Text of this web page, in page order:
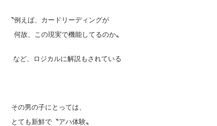
〝例えば、カードリーディングが
何故、この現実で機能してるのか〟
など、ロジカルに解説もされている
その男の子にとっては、
とても新鮮で〝アハ体験〟